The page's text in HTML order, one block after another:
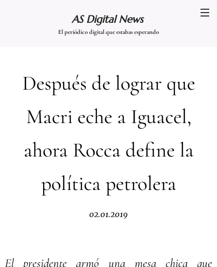
AS Digital News
El periódico digital que estabas esperando
Después de lograr que
Macri eche a Iguacel,
ahora Rocca define la
política petrolera
02.01.2019
El presidente armó una mesa chica que